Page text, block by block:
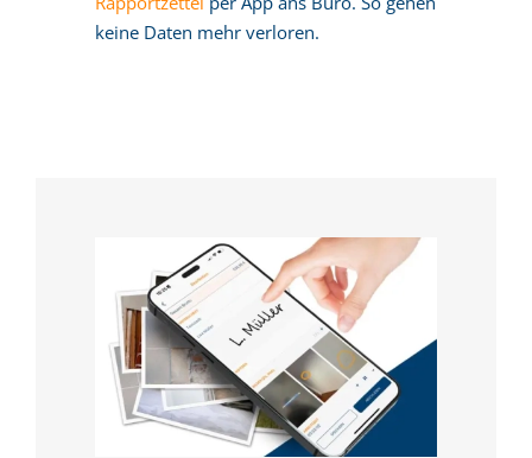
keine Daten mehr verloren.